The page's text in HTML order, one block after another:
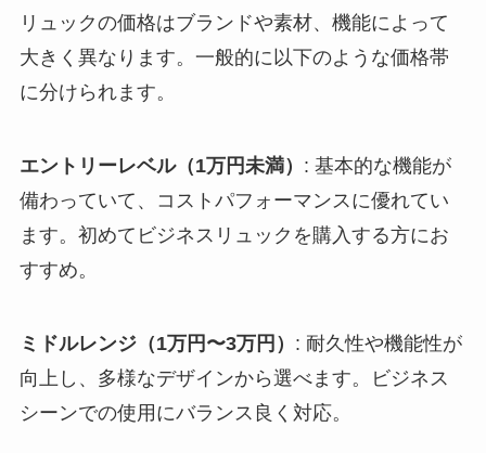
リュックの価格はブランドや素材、機能によって
大きく異なります。一般的に以下のような価格帯
に分けられます。
エントリーレベル（1万円未満） : 基本的な機能が
備わっていて、コストパフォーマンスに優れてい
ます。初めてビジネスリュックを購入する方にお
すすめ。
ミドルレンジ（1万円〜3万円） : 耐久性や機能性が
向上し、多様なデザインから選べます。ビジネス
シーンでの使用にバランス良く対応。